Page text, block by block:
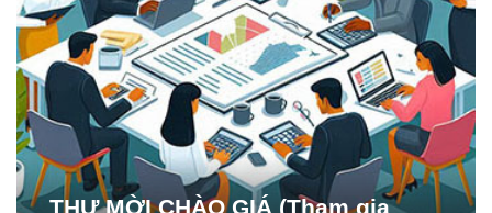
THƯ MỜI CHÀO GIÁ (Tham gia